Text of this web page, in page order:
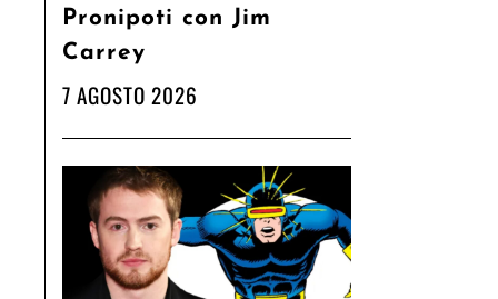
Pronipoti con Jim
Carrey
7 AGOSTO 2026